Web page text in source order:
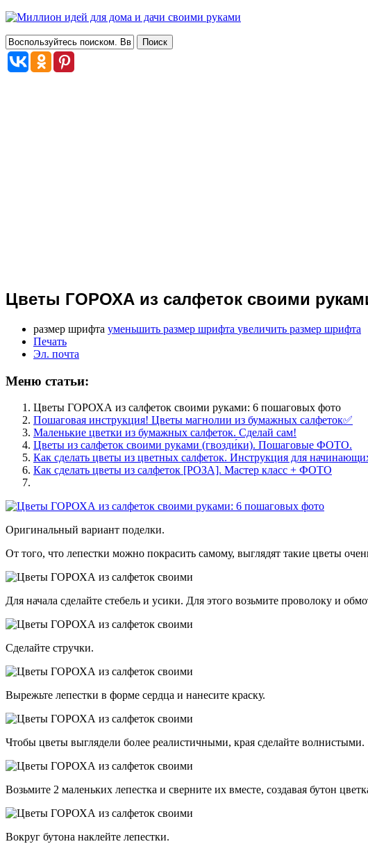
Цветы ГОРОХА из салфеток своими
размер шрифта уменьшить размер шрифта увеличить размер шрифта
Печать
Эл. почта
Меню статьи:
Цветы ГОРОХА из салфеток своими руками: 6 пошаговых фото
Пошаговая инструкция! Цветы магнолии из бумажных салфеток✅
Маленькие цветки из бумажных салфеток. Сделай сам!
Цветы из салфеток своими руками (гвозди́ки). Пошаговые ФОТО.
Как сделать цветы из цветных салфеток. Инструкция для
Как сделать цветы из салфеток [РОЗА]. Мастер класс + ФОТО
Оригинальный вариант поделки.
От того, что лепестки можно покрасить самому, выглядят такие цветы
Для начала сделайте стебель и усики. Для этого возьмите проволоку и
Сделайте стручки.
Вырежьте лепестки в форме сердца и нанесите краску.
Чтобы цветы выглядели более реалистичными, края сделайте волнистыми.
Возьмите 2 маленьких лепестка и сверните их вместе, создавая бутон
Вокруг бутона наклейте лепестки.